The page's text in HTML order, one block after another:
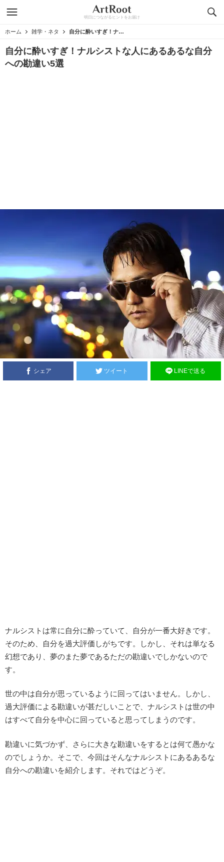
明日につながるヒントをお届け
ホーム 雑学・ネタ 自分に酔いすぎ！ナルシストな人にあるあるな自分への勘違い5選
自分に酔いすぎ！ナルシストな人にあるあるな自分
への勘違い5選
シェア ツイート LINEで送る
ナルシストは常に自分に酔っていて、自分が一番大好きです。
そのため、自分を過大評価しがちです。しかし、それは単なる
幻想であり、夢のまた夢であるただの勘違いでしかないので
す。
世の中は自分が思っているように回ってはいません。しかし、
過大評価による勘違いが甚だしいことで、ナルシストは世の中
はすべて自分を中心に回っていると思ってしまうのです。
勘違いに気づかず、さらに大きな勘違いをするとは何て愚かな
のでしょうか。そこで、今回はそんなナルシストにあるあるな
自分への勘違いを紹介します。それではどうぞ。